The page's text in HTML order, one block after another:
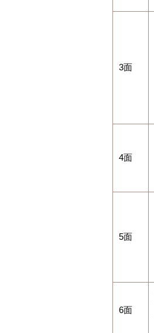
3面
4面
5面
6面